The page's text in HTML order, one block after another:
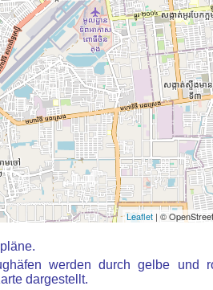
Leaflet | ©
werden durch gelbe und
dargestellt.